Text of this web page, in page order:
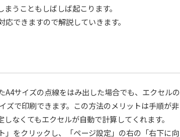
うこともしばしば起こります。
できますので解説していきます。
サイズの点線をはみ出した場合でも、エクセルの
ズで印刷できます。この方法のメリットは手順が非
なくてもエクセルが自動で計算してくれます。
」をクリックし、「ページ設定」の右の「右下に向